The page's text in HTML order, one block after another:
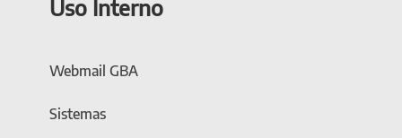
Uso Interno
Webmail GBA
Sistemas